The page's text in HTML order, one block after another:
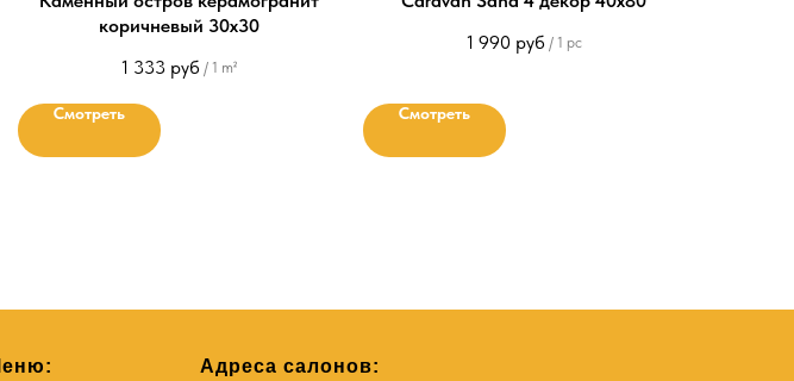
коричневый 30х30
1 333 руб / 1 m²
Смотреть
1 990 руб / 1 pc
Смотреть
Адреса салонов: